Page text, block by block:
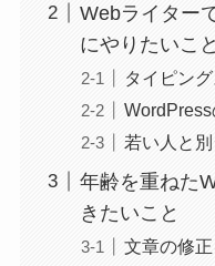
Webライター
にやりたいこと
タイピン
若い人と
年齢を重ねた
きたいこと
文章の修